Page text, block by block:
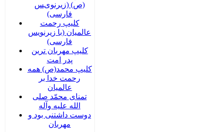
(ص) (زیرنویس
فارسی)
کلیپ رحمت
عالمیان (با زیرنویس
فارسی)
کلیپ مهربان ترین
پدر امت
کلیپ محمد(ص) همه
رحمت خدا بر
عالمیان
تمنای محمّد صلی
الله علیه وآله
دوست داشتنی بود و
مهربان